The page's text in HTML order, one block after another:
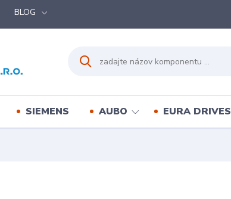
BLOG
SIEMENS AUBO EURA DRIVES